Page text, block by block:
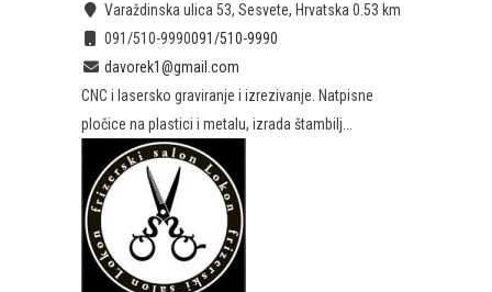
Varaždinska ulica 53, Sesvete, Hrvatska 0.53 km
091/510-9990091/510-9990
davorek1@gmail.com
CNC i lasersko graviranje i izrezivanje. Natpisne
pločice na plastici i metalu, izrada štambilj...